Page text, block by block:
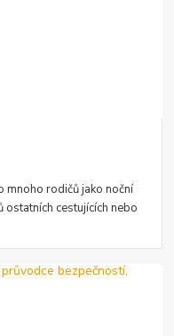
mnoho rodičů jako noční
cestujících nebo